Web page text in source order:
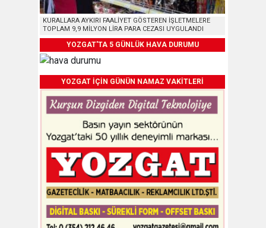
KURALLARA AYKIRI FAALİYET GÖSTEREN İŞLETMELERE
TOPLAM 9,9 MİLYON LİRA PARA CEZASI UYGULANDI
YOZGAT'TA 5 GÜNLÜK HAVA DURUMU
YOZGAT İÇİN GÜNÜN NAMAZ VAKİTLERİ